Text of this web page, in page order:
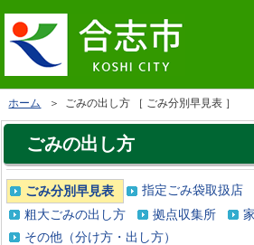
ホーム ＞ ごみの出し方 ［ ごみ分別早見表 ］
ごみの出し方
ごみ分別早見表 指定ごみ袋取扱店
粗大ごみの出し方
拠点収集所
その他（分け方・出し方）